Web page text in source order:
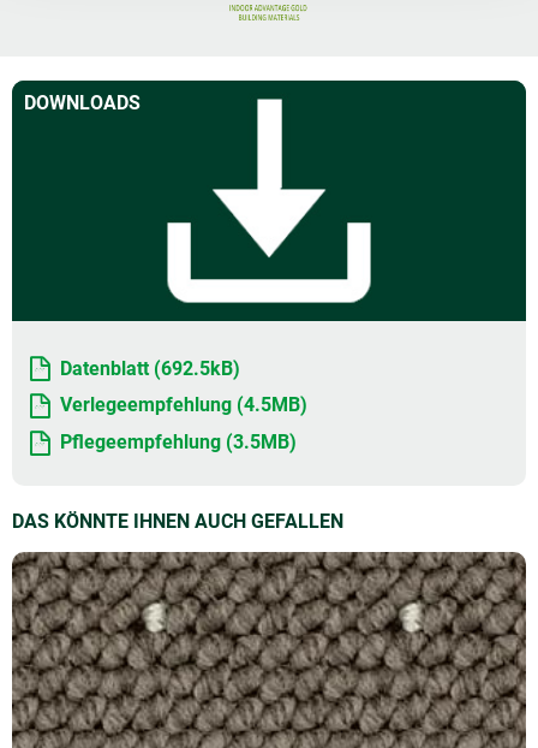
DOWNLOADS
Datenblatt (692.5kB)
Verlegeempfehlung (4.5MB)
Pflegeempfehlung (3.5MB)
DAS KÖNNTE IHNEN AUCH GEFALLEN